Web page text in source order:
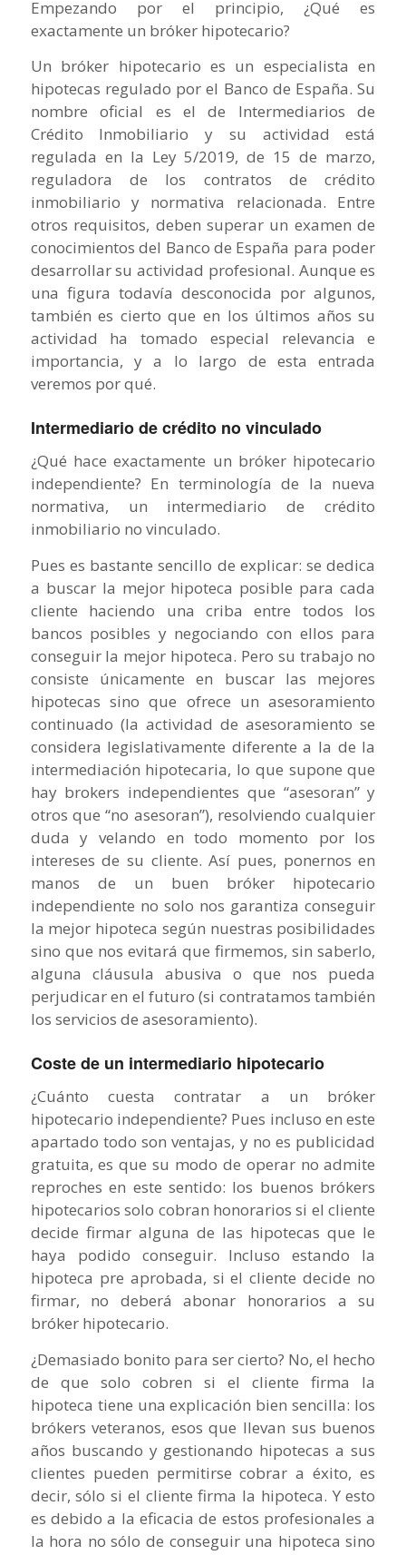
Empezando por el principio, ¿Qué es
exactamente un bróker hipotecario?
Un bróker hipotecario es un especialista en
hipotecas regulado por el Banco de España. Su
nombre oficial es el de Intermediarios de
Crédito Inmobiliario y su actividad está
regulada en la Ley 5/2019, de 15 de marzo,
reguladora de los contratos de crédito
inmobiliario y normativa relacionada. Entre
otros requisitos, deben superar un examen de
conocimientos del Banco de España para poder
desarrollar su actividad profesional. Aunque es
una figura todavía desconocida por algunos,
también es cierto que en los últimos años su
actividad ha tomado especial relevancia e
importancia, y a lo largo de esta entrada
veremos por qué.
Intermediario de crédito no vinculado
¿Qué hace exactamente un bróker hipotecario
independiente? En terminología de la nueva
normativa, un intermediario de crédito
inmobiliario no vinculado.
Pues es bastante sencillo de explicar: se dedica
a buscar la mejor hipoteca posible para cada
cliente haciendo una criba entre todos los
bancos posibles y negociando con ellos para
conseguir la mejor hipoteca. Pero su trabajo no
consiste únicamente en buscar las mejores
hipotecas sino que ofrece un asesoramiento
continuado (la actividad de asesoramiento se
considera legislativamente diferente a la de la
intermediación hipotecaria, lo que supone que
hay brokers independientes que “asesoran” y
otros que “no asesoran”), resolviendo cualquier
duda y velando en todo momento por los
intereses de su cliente. Así pues, ponernos en
manos de un buen bróker hipotecario
independiente no solo nos garantiza conseguir
la mejor hipoteca según nuestras posibilidades
sino que nos evitará que firmemos, sin saberlo,
alguna cláusula abusiva o que nos pueda
perjudicar en el futuro (si contratamos también
los servicios de asesoramiento).
Coste de un intermediario hipotecario
¿Cuánto cuesta contratar a un bróker
hipotecario independiente? Pues incluso en este
apartado todo son ventajas, y no es publicidad
gratuita, es que su modo de operar no admite
reproches en este sentido: los buenos brókers
hipotecarios solo cobran honorarios si el cliente
decide firmar alguna de las hipotecas que le
haya podido conseguir. Incluso estando la
hipoteca pre aprobada, si el cliente decide no
firmar, no deberá abonar honorarios a su
bróker hipotecario.
¿Demasiado bonito para ser cierto? No, el hecho
de que solo cobren si el cliente firma la
hipoteca tiene una explicación bien sencilla: los
brókers veteranos, esos que llevan sus buenos
años buscando y gestionando hipotecas a sus
clientes pueden permitirse cobrar a éxito, es
decir, sólo si el cliente firma la hipoteca. Y esto
es debido a la eficacia de estos profesionales a
la hora no sólo de conseguir una hipoteca sino